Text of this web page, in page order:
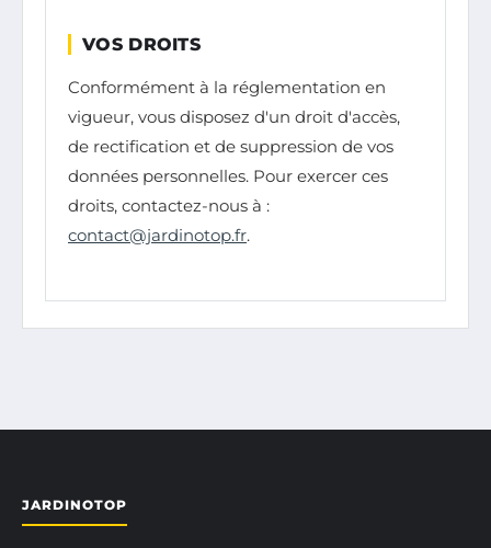
VOS DROITS
Conformément à la réglementation en
vigueur, vous disposez d'un droit d'accès,
de rectification et de suppression de vos
données personnelles. Pour exercer ces
droits, contactez-nous à :
contact@jardinotop.fr.
JARDINOTOP